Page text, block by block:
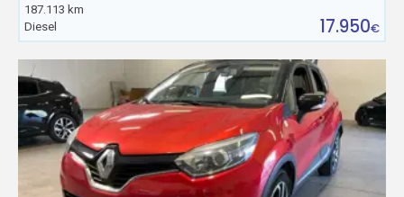
187.113 km
Diesel
17.950€